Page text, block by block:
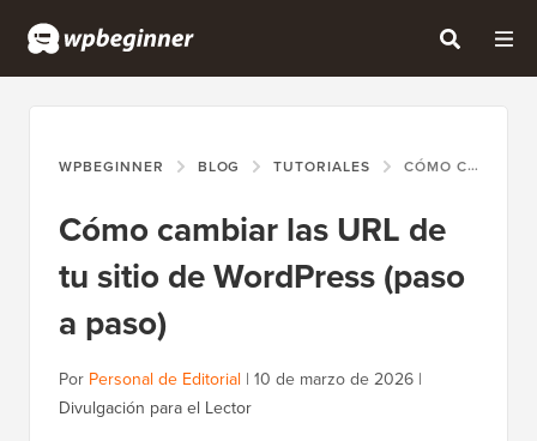
WPBEGINNER BLOG TUTORIALES CÓMO CAMBIAR LAS URL DE TU SITIO DE WORDPRESS (PASO A PASO)
Cómo cambiar las URL de
tu sitio de WordPress (paso
a paso)
Por Personal de Editorial | 10 de marzo de 2026 |
Divulgación para el Lector